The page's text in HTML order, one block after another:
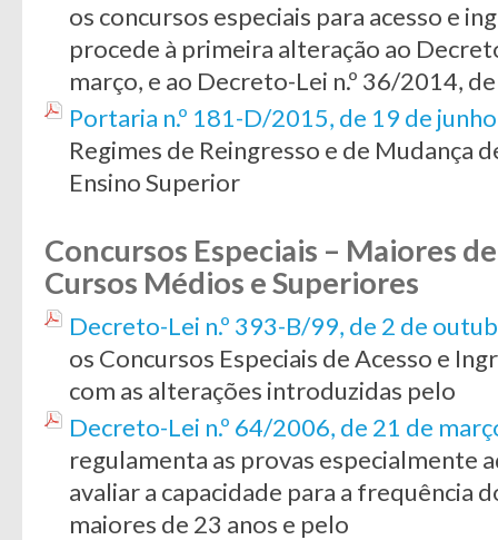
os concursos especiais para acesso e
procede à primeira alteração ao
março, e ao Decreto-Lei n.º 36/2014,
Portaria n.º 181-D/2015, de 19 de
Regimes de Reingresso e de Mudança
Ensino Superior
Concursos Especiais – Maiores
Cursos Médios e Superiores
Decreto-Lei n.º 393-B/99, de 2 de
os Concursos Especiais de Acesso e
com as alterações introduzidas pelo
Decreto-Lei n.º 64/2006, de 21 de
regulamenta as provas especialmente
avaliar a capacidade para a frequência
maiores de 23 anos e pelo